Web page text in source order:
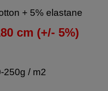
+ 5% elastane
cm (+/- 5%)
250g / m2